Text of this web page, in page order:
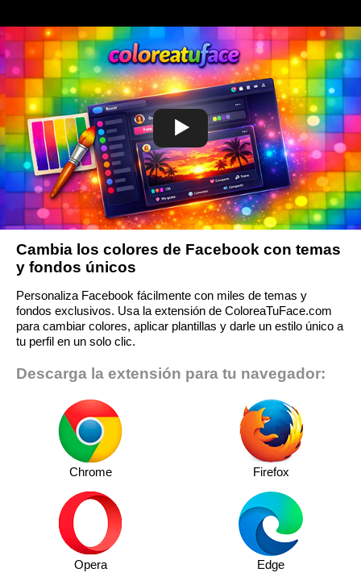
Cambia los colores de Facebook con temas
y fondos únicos
Personaliza Facebook fácilmente con miles de temas y
fondos exclusivos. Usa la extensión de ColoreaTuFace.com
para cambiar colores, aplicar plantillas y darle un estilo único a
tu perfil en un solo clic.
Descarga la extensión para tu navegador:
Chrome Firefox
Opera Edge